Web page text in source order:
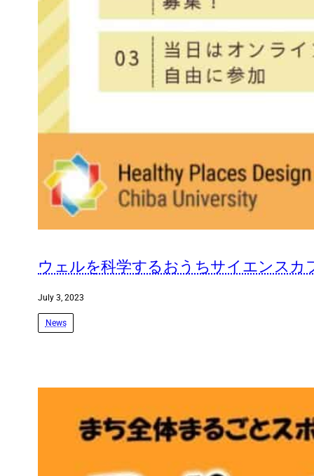
ウェルを科学するおうちサイエンスカ
July 3, 2023
News